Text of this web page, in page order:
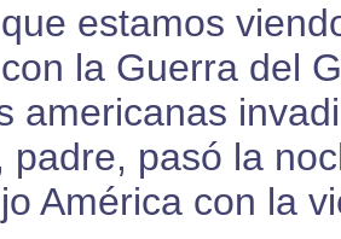
estamos
la Guerra del
americanas
padre, pasó la
América con la